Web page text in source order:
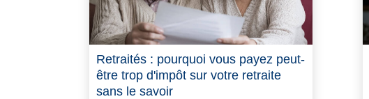
Retraités : pourquoi vous payez peut-
être trop d'impôt sur votre retraite
sans le savoir